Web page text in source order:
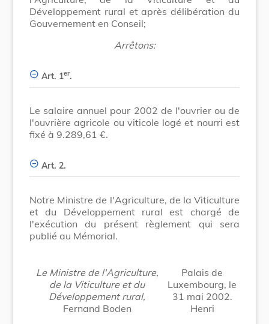
Développement rural et après délibération du
Gouvernement en Conseil;
Arrêtons:
Art. 1er.
Le salaire annuel pour 2002 de l'ouvrier ou de
l'ouvrière agricole ou viticole logé et nourri est
fixé à 9.289,61 €.
Art. 2.
Notre Ministre de l'Agriculture, de la Viticulture
et du Développement rural est chargé de
l'exécution du présent règlement qui sera
publié au Mémorial.
Le Ministre de l'Agriculture,
de la Viticulture et du
Développement rural,
Fernand Boden
Palais de
Luxembourg, le
31 mai 2002.
Henri